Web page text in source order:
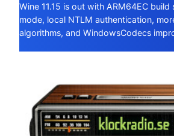
Wine 11.15 is out with ARM64EC
mode, local NTLM authentication,
algorithms, and WindowsCodecs